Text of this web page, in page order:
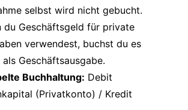
selbst wird nicht gebucht.
du Geschäftsgeld für private
verwendest, buchst du es
als Geschäftsausgabe.
Buchhaltung: Debit
(Privatkonto) / Kredit